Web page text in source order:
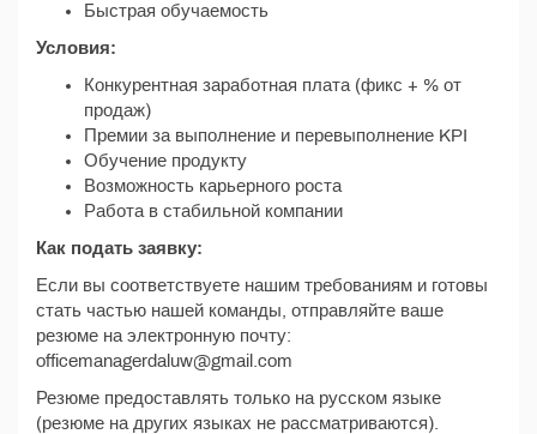
Быстрая обучаемость
Условия:
Конкурентная заработная плата (фикс + % от
продаж)
Премии за выполнение и перевыполнение KPI
Обучение продукту
Возможность карьерного роста
Работа в стабильной компании
Как подать заявку:
Если вы соответствуете нашим требованиям и готовы
стать частью нашей команды, отправляйте ваше
резюме на электронную почту:
officemanagerdaluw@gmail.com
Резюме предоставлять только на русском языке
(резюме на других языках не рассматриваются).